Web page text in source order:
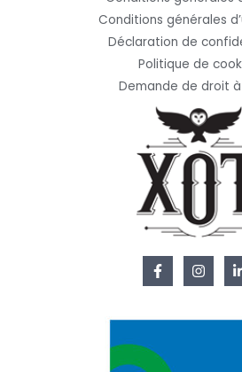
Conditions générales
Déclaration de
Politique de
Demande de droit à